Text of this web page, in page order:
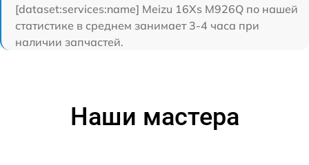
[dataset:services:name] Meizu 16Xs M926Q по нашей
статистике в среднем занимает 3-4 часа при
наличии запчастей.
Наши мастера